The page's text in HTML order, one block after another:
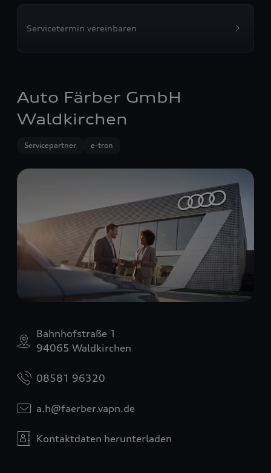
Servicetermin vereinbaren
Auto Färber GmbH
Waldkirchen
Servicepartner e-tron
Bahnhofstraße 1
94065 Waldkirchen
08581 96320
a.h@faerber.vapn.de
Kontaktdaten herunterladen